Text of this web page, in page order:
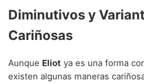
Diminutivos y
Cariñosas
Aunque Eliot ya es una forma
existen algunas maneras